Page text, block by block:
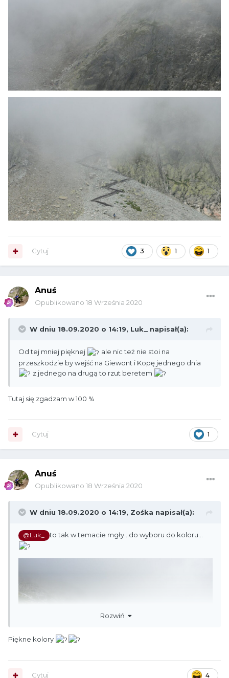
3 1 1
Cytuj
Anuś
Opublikowano 18 Września 2020
W dniu 18.09.2020 o 14:19, Luk_ napisał(a):
Od tej mniej pięknej
ale nic też nie stoi na
przeszkodzie by wejść na Giewont i Kopę jednego dnia
z jednego na drugą to rzut beretem
Tutaj się zgadzam w 100 %
1
Cytuj
Anuś
Opublikowano 18 Września 2020
W dniu 18.09.2020 o 14:19, Zośka napisał(a):
@Luk_ to tak w temacie mgły...do wyboru do koloru...
Rozwiń
Piękne kolory
4
Cytuj